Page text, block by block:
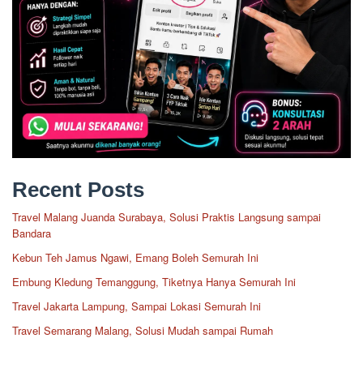
Recent Posts
Travel Malang Juanda Surabaya, Solusi Praktis Langsung sampai
Bandara
Kebun Teh Jamus Ngawi, Emang Boleh Semurah Ini
Embung Kledung Temanggung, Tiketnya Hanya Semurah Ini
Travel Jakarta Lampung, Sampai Lokasi Semurah Ini
Travel Semarang Malang, Solusi Mudah sampai Rumah